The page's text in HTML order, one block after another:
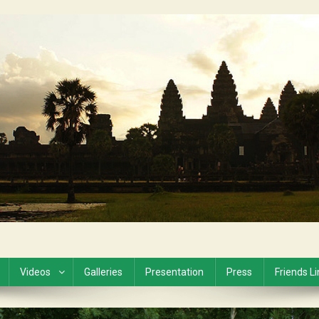
Videos Galleries Presentation Press Friends